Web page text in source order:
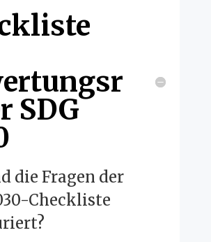
SDG
die Fragen der
Checkliste